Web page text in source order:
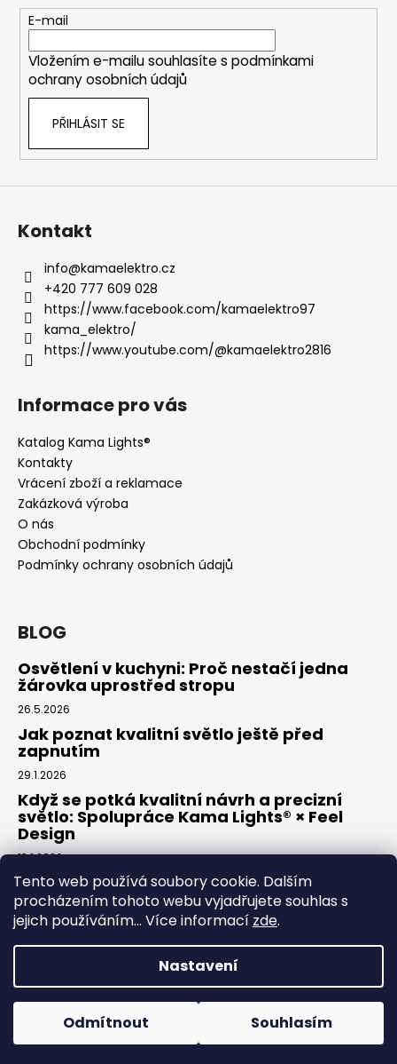
Tento web používá soubory cookie. Dalším
procházením tohoto webu vyjadřujete souhlas s
jejich používáním... Více informací zde.
Nastavení
Odmítnout Souhlasím
E-mail
Vložením e-mailu souhlasíte s podmínkami
ochrany osobních údajů
PŘIHLÁSIT SE
Kontakt
info@kamaelektro.cz
+420 777 609 028
https://www.facebook.com/kamaelektro97
kama_elektro/
https://www.youtube.com/@kamaelektro2816
Informace pro vás
Katalog Kama Lights®
Kontakty
Vrácení zboží a reklamace
Zakázková výroba
O nás
Obchodní podmínky
Podmínky ochrany osobních údajů
BLOG
Osvětlení v kuchyni: Proč nestačí jedna
žárovka uprostřed stropu
26.5.2026
Jak poznat kvalitní světlo ještě před
zapnutím
29.1.2026
Když se potká kvalitní návrh a precizní
světlo: Spolupráce Kama Lights® × Feel
Design
13.1.2026
Facebook
Copyright 2026Kama elektro . Všechna práva vyhrazena.